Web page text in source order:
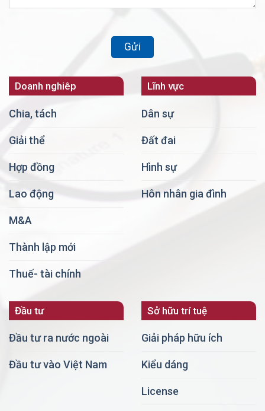
Doanh nghiêp
Chia, tách
Giải thể
Hợp đồng
Lao động
M&A
Thành lập mới
Thuế- tài chính
Lĩnh vực
Dân sự
Đất đai
Hình sự
Hôn nhân gia đình
Đầu tư
Đầu tư ra nước ngoài
Đầu tư vào Việt Nam
Sở hữu trí tuệ
Giải pháp hữu ích
Kiểu dáng
License